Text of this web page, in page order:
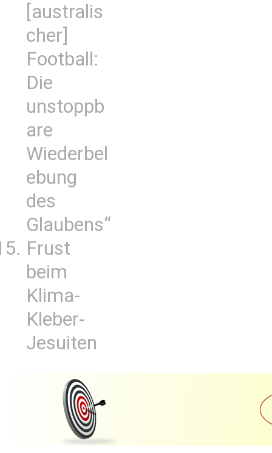
[australis
cher]
Football:
Die
unstoppb
are
Wiederbel
ebung
des
Glaubens“
Frust
beim
Klima-
Kleber-
Jesuiten